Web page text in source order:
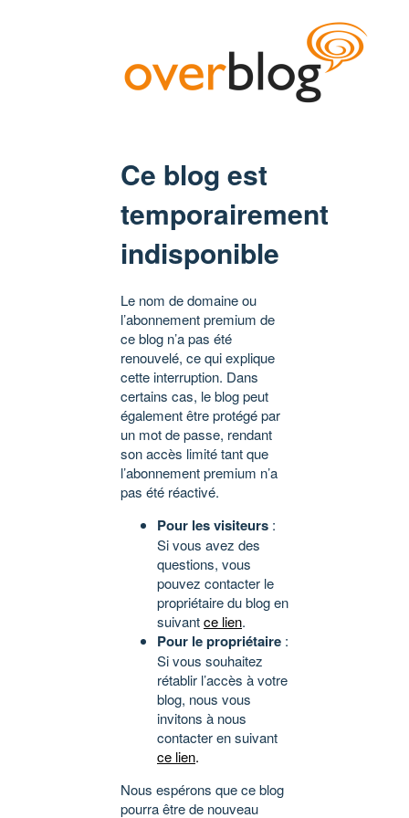
Ce blog est
temporairement
indisponible
Le nom de domaine ou
l’abonnement premium de
ce blog n’a pas été
renouvelé, ce qui explique
cette interruption. Dans
certains cas, le blog peut
également être protégé par
un mot de passe, rendant
son accès limité tant que
l’abonnement premium n’a
pas été réactivé.
Pour les visiteurs :
Si vous avez des
questions, vous
pouvez contacter le
propriétaire du blog en
suivantce lien.
Pour le propriétaire :
Si vous souhaitez
rétablir l’accès à votre
blog, nous vous
invitons à nous
contacter en suivant
ce lien.
Nous espérons que ce blog
pourra être de nouveau